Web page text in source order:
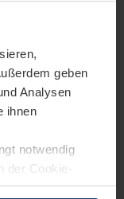
geben
Analysen
ihnen
notwendig
Cookie-